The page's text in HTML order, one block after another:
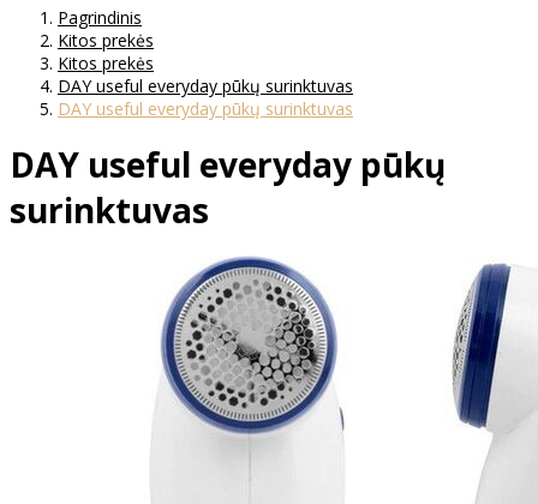
Pagrindinis
Kitos prekės
Kitos prekės
DAY useful everyday pūkų surinktuvas
DAY useful everyday pūkų surinktuvas
DAY useful everyday pūkų
surinktuvas